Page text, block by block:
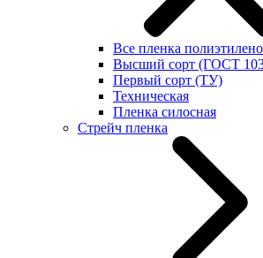
Все пленка
Высший сорт (ГОСТ
Первый сорт (ТУ)
Техническая
Пленка силосная
Стрейч пленка